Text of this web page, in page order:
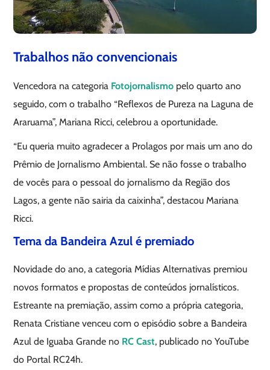
Trabalhos não convencionais
Vencedora na categoria Fotojornalismo pelo quarto ano
seguido, com o trabalho “Reflexos de Pureza na Laguna de
Araruama”, Mariana Ricci, celebrou a oportunidade.
“Eu queria muito agradecer a Prolagos por mais um ano do
Prêmio de Jornalismo Ambiental. Se não fosse o trabalho
de vocês para o pessoal do jornalismo da Região dos
Lagos, a gente não sairia da caixinha”, destacou Mariana
Ricci.
Tema da Bandeira Azul é premiado
Novidade do ano, a categoria Mídias Alternativas premiou
novos formatos e propostas de conteúdos jornalísticos.
Estreante na premiação, assim como a própria categoria,
Renata Cristiane venceu com o episódio sobre a Bandeira
Azul de Iguaba Grande no RC Cast, publicado no YouTube
do Portal RC24h.